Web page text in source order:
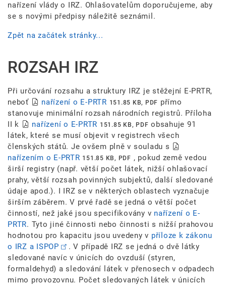
nařízení vlády o IRZ. Ohlašovatelům doporučujeme, aby
se s novými předpisy náležitě seznámil.
Zpět na začátek stránky...
ROZSAH IRZ
Při určování rozsahu a struktury IRZ je stěžejní E-PRTR,
neboť
nařízení o E-PRTR 151.85 KB, PDF přímo
stanovuje minimální rozsah národních registrů. Příloha
II k
nařízení o E-PRTR 151.85 KB, PDF obsahuje 91
látek, které se musí objevit v registrech všech
členských států. Je ovšem plně v souladu s
nařízením o E-PRTR 151.85 KB, PDF , pokud země vedou
širší registry (např. větší počet látek, nižší ohlašovací
prahy, větší rozsah povinných subjektů, další sledované
údaje apod.). I IRZ se v některých oblastech vyznačuje
širším záběrem. V prvé řadě se jedná o větší počet
činností, než jaké jsou specifikovány v nařízení o E-
PRTR. Tyto jiné činnosti nebo činnosti s nižší prahovou
hodnotou pro kapacitu jsou uvedeny v příloze k zákonu
o IRZ a ISPOP
. V případě IRZ se jedná o dvě látky
sledované navíc v únicích do ovzduší (styren,
formaldehyd) a sledování látek v přenosech v odpadech
mimo provozovnu. Počet sledovaných látek v únicích